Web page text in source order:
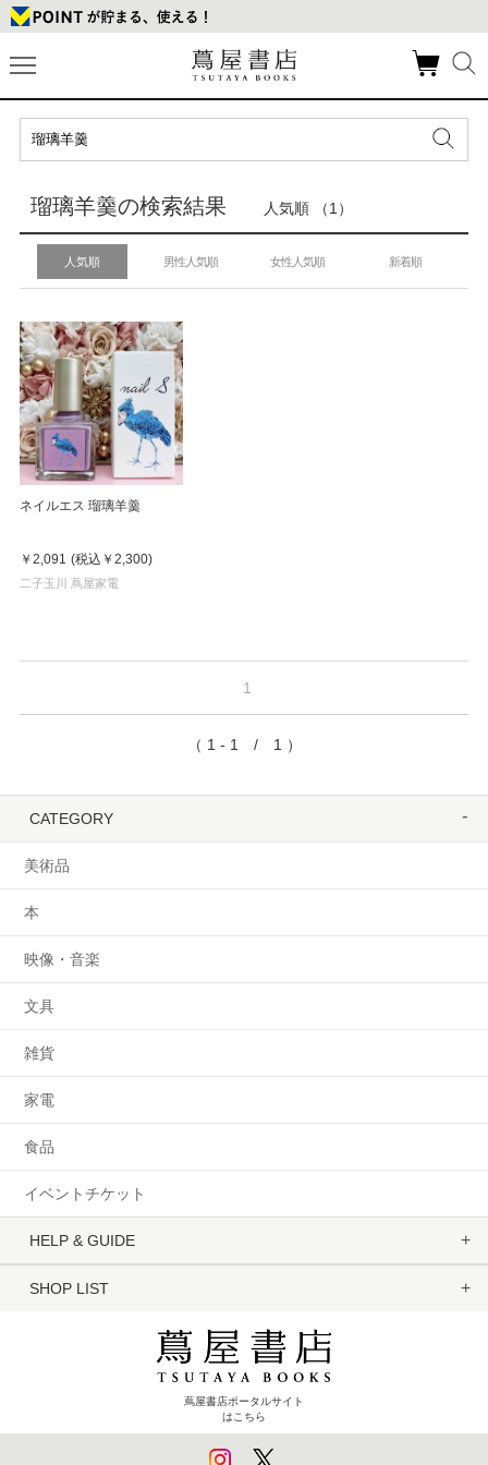
瑠璃羊羹の検索結果 人気順 （1）
人気順 男性人気順 女性人気順 新着順
ネイルエス 瑠璃羊羹
￥2,091 (税込 ￥2,300)
二子玉川 蔦屋家電
1
（ 1 - 1 / 1 ）
CATEGORY
美術品
本
映像・音楽
文具
雑貨
家電
食品
イベントチケット
HELP & GUIDE
SHOP LIST
蔦屋書店ポータルサイト
はこちら